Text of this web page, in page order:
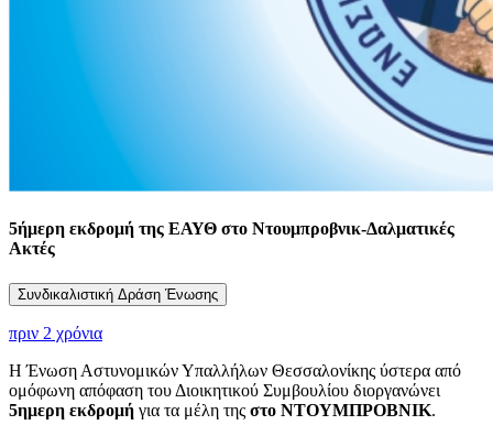
5ήμερη εκδρομή της ΕΑΥΘ στο Ντουμπροβνικ-Δαλματικές
Ακτές
Συνδικαλιστική Δράση Ένωσης
πριν 2 χρόνια
Η Ένωση Αστυνομικών Υπαλλήλων Θεσσαλονίκης ύστερα από
ομόφωνη απόφαση του Διοικητικού Συμβουλίου διοργανώνει
5ημερη εκδρομή για τα μέλη της στο ΝΤΟΥΜΠΡΟΒΝΙΚ.